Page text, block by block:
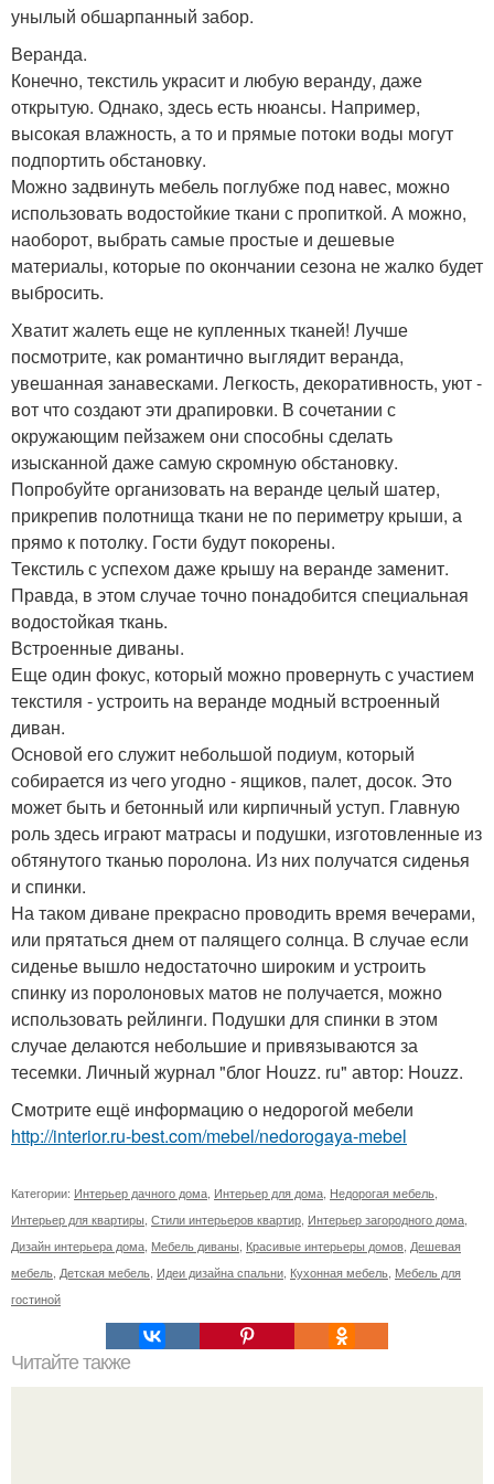
унылый обшарпанный забор.
Веранда.
Конечно, текстиль украсит и любую веранду, даже
открытую. Однако, здесь есть нюансы. Например,
высокая влажность, а то и прямые потоки воды могут
подпортить обстановку.
Можно задвинуть мебель поглубже под навес, можно
использовать водостойкие ткани с пропиткой. А можно,
наоборот, выбрать самые простые и дешевые
материалы, которые по окончании сезона не жалко будет
выбросить.
Хватит жалеть еще не купленных тканей! Лучше
посмотрите, как романтично выглядит веранда,
увешанная занавесками. Легкость, декоративность, уют -
вот что создают эти драпировки. В сочетании с
окружающим пейзажем они способны сделать
изысканной даже самую скромную обстановку.
Попробуйте организовать на веранде целый шатер,
прикрепив полотнища ткани не по периметру крыши, а
прямо к потолку. Гости будут покорены.
Текстиль с успехом даже крышу на веранде заменит.
Правда, в этом случае точно понадобится специальная
водостойкая ткань.
Встроенные диваны.
Еще один фокус, который можно провернуть с участием
текстиля - устроить на веранде модный встроенный
диван.
Основой его служит небольшой подиум, который
собирается из чего угодно - ящиков, палет, досок. Это
может быть и бетонный или кирпичный уступ. Главную
роль здесь играют матрасы и подушки, изготовленные из
обтянутого тканью поролона. Из них получатся сиденья
и спинки.
На таком диване прекрасно проводить время вечерами,
или прятаться днем от палящего солнца. В случае если
сиденье вышло недостаточно широким и устроить
спинку из поролоновых матов не получается, можно
использовать рейлинги. Подушки для спинки в этом
случае делаются небольшие и привязываются за
тесемки. Личный журнал "блог Houzz. ru" автор: Houzz.
Смотрите ещё информацию о недорогой мебели
http://interior.ru-best.com/mebel/nedorogaya-mebel
Категории: Интерьер дачного дома, Интерьер для дома, Недорогая мебель,
Интерьер для квартиры, Стили интерьеров квартир, Интерьер загородного дома,
Дизайн интерьера дома, Мебель диваны, Красивые интерьеры домов, Дешевая
мебель, Детская мебель, Идеи дизайна спальни, Кухонная мебель, Мебель для
гостиной
Читайте также